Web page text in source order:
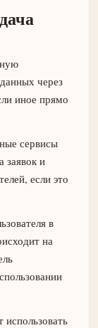
через
иное прямо
сервисы
заявок и
если это
в
на